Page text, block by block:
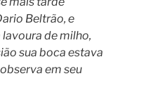
Beltrão, e
de milho,
sua boca estava
em seu